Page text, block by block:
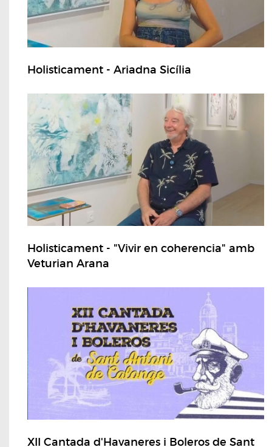
Holisticament - Ariadna Sicília
Holisticament - "Vivir en coherencia" amb
Veturian Arana
XII Cantada d'Havaneres i Boleros de Sant